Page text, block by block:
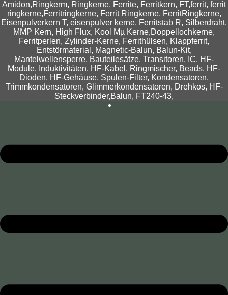
Amidon,Ringkerm, Ringkerne, Ferrite, Ferritkern, FT,ferrit, ferrit
ringkerne,Ferritringkerne, Ferrit Ringkerne, FerritRingkerne,
Eisenpulverkern T, eisenpulver kerne, Ferritstab R, Silberdraht,
MMP Kern, High Flux, Kool Mµ Kerne,Doppellochkerne,
Ferritperlen, Zylinder-Kerne, Ferrithülsen, Klappferrit,
Entstörmaterial, Magnetic-Balun, Balun-Kit,
Mantelwellensperre, Bauteilesätze, Transitoren, IC, HF-
Module, Induktivitäten, HF-Kabel, Ringmischer, Beads, HF-
Dioden, HF-Gehäuse, Spulen-Filter, Kondensatoren,
Trimmkondensatoren, Glimmerkondensatoren, Drehkos, HF-
Steckverbinder,Balun, FT240-43,